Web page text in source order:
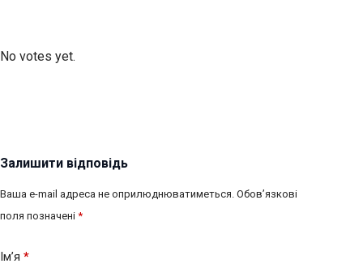
No votes yet.
Залишити відповідь
Ваша e-mail адреса не оприлюднюватиметься. Обов’язкові
поля позначені *
Ім’я *